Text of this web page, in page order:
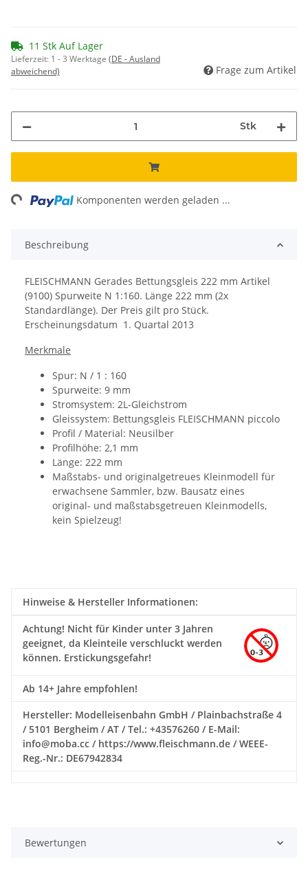
11 Stk Auf Lager
Lieferzeit: 1 - 3 Werktage (DE - Ausland
abweichend)
Frage zum Artikel
Stk
Komponenten werden geladen ...
Beschreibung
FLEISCHMANN Gerades Bettungsgleis 222 mm Artikel
(9100) Spurweite N 1:160. Länge 222 mm (2x
Standardlänge). Der Preis gilt pro Stück.
Erscheinungsdatum 1. Quartal 2013
Merkmale
Spur: N / 1 : 160
Spurweite: 9 mm
Stromsystem: 2L-Gleichstrom
Gleissystem: Bettungsgleis FLEISCHMANN piccolo
Profil / Material: Neusilber
Profilhöhe: 2,1 mm
Länge: 222 mm
Maßstabs- und originalgetreues Kleinmodell für
erwachsene Sammler, bzw. Bausatz eines
original- und maßstabsgetreuen Kleinmodells,
kein Spielzeug!
Hinweise & Hersteller Informationen:
Achtung! Nicht für Kinder unter 3 Jahren
geeignet, da Kleinteile verschluckt werden
können. Erstickungsgefahr!
Ab 14+ Jahre empfohlen!
Hersteller: Modelleisenbahn GmbH / Plainbachstraße 4
/ 5101 Bergheim / AT / Tel.: +43576260 / E-Mail:
info@moba.cc / https://www.fleischmann.de / WEEE-
Reg.-Nr.: DE67942834
Bewertungen